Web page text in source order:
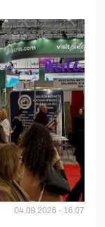
04.08.2026 - 16:07